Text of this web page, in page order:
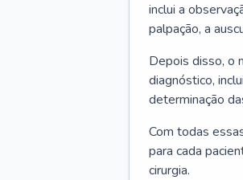
inclui a
palpação, a
Depois disso, o
diagnóstico,
determinação
Com todas
para cada
cirurgia.